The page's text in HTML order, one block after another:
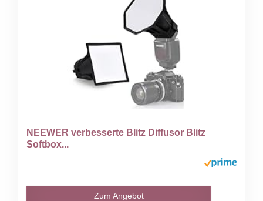
NEEWER verbesserte Blitz Diffusor Blitz
Softbox...
Zum Angebot